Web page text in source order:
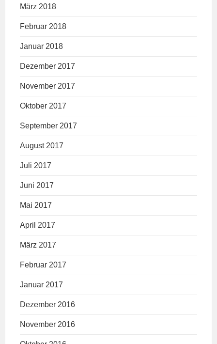
März 2018
Februar 2018
Januar 2018
Dezember 2017
November 2017
Oktober 2017
September 2017
August 2017
Juli 2017
Juni 2017
Mai 2017
April 2017
März 2017
Februar 2017
Januar 2017
Dezember 2016
November 2016